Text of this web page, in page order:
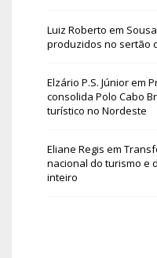
Luiz Roberto em
produzidos no sertão
Elzário P.S. Júniorem
consolida Polo Cabo
turístico no Nordeste
Eliane Regis em
nacional do turismo e
inteiro